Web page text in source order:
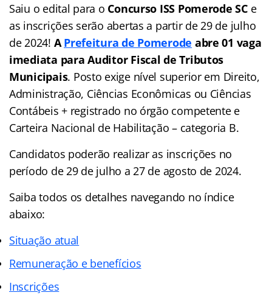
Saiu o edital para o Concurso ISS Pomerode SCe
as inscrições serão abertas a partir de 29 de julho
de 2024! APrefeitura de Pomerode abre 01 vaga
imediata para Auditor Fiscal de Tributos
Municipais. Posto exige nível superior em Direito,
Administração, Ciências Econômicas ou Ciências
Contábeis + registrado no órgão competente e
Carteira Nacional de Habilitação – categoria B.
Candidatos poderão realizar as inscrições no
período de 29 de julho a 27 de agosto de 2024.
Saiba todos os detalhes navegando no índice
abaixo:
Situação atual
Remuneração e benefícios
Inscrições